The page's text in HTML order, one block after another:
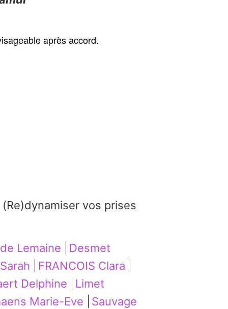
après accord.
vos prises
Lemaine
Desmet
FRANCOIS Clara
Delphine
Limet
Marie-Eve
Sauvage